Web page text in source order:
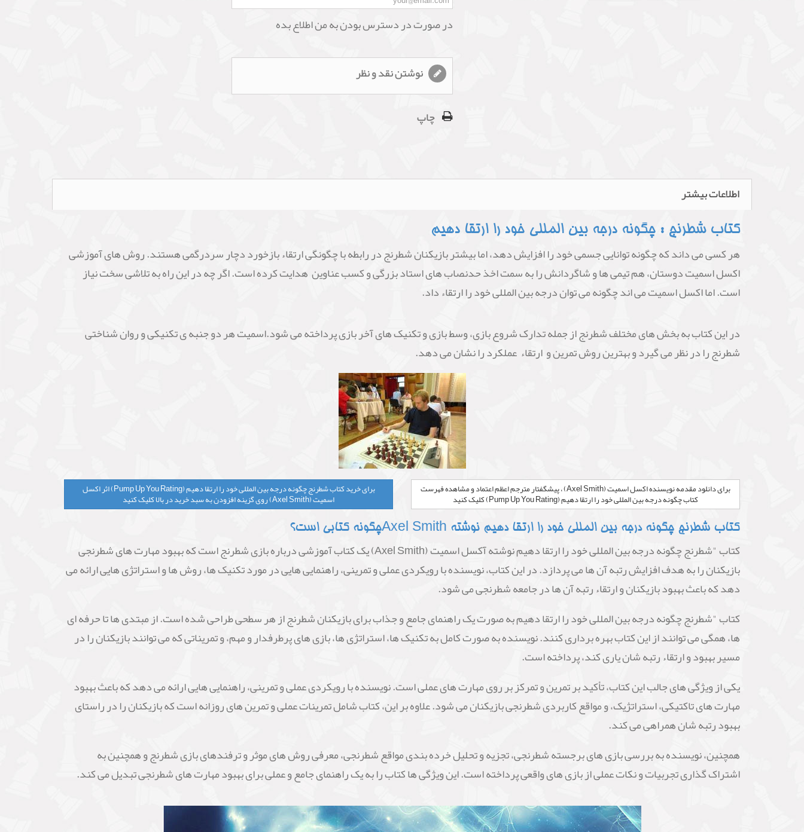
در صورت در دسترس بودن به من اطلاع بده
نوشتن نقد و نظر
چاپ
اطلاعات بیشتر
کتاب شطرنج : چگونه درجه بین المللی خود را ارتقا دهیم
هر کسی می داند که چگونه توانایی جسمی خود را افزایش دهد، اما بیشتر بازیکنان شطرنج در رابطه با چگونگی ارتقاء بازخورد دچار سردرگمی هستند. روش های آموزشی
اکسل اسمیت دوستان، هم تیمی ها و شاگردانش را به سمت اخذ حدنصاب های استاد بزرگی و کسب عناوین هدایت کرده است. اگر چه در این راه به تلاشی سخت نیاز
است. اما اکسل اسمیت می اند چگونه می توان درجه بین المللی خود را ارتقاء داد.
در این کتاب به بخش های مختلف شطرنج از جمله تدارک شروع بازی، وسط بازی و تکنیک های آخر بازی پرداخته می شود.اسمیت هر دو جنبه ی تکنیکی و روان شناختی
شطرنج را در نظر می گیرد و بهترین روش تمرین و ارتقاء عملکرد را نشان می دهد.
کتاب چگونه درجه بین المللی خود را ارتقا دهیم (Pump Up You Rating) کلیک کنید
کتاب شطرنج چگونه درجه بین المللی خود را ارتقا دهیم نوشته Axel Smithچگونه کتابی است؟
کتاب "شطرنج چگونه درجه بین المللی خود را ارتقا دهیم نوشته آکسل اسمیت (Axel Smith) یک کتاب آموزشی درباره بازی شطرنج است که بهبود مهارت های شطرنجی
بازیکنان را به هدف افزایش رتبه آن ها می پردازد. در این کتاب، نویسنده با رویکردی عملی و تمرینی، راهنمایی هایی در مورد تکنیک ها، روش ها و استراتژی هایی ارائه می
دهد که باعث بهبود بازیکنان و ارتقاء رتبه آن ها در جامعه شطرنجی می شود.